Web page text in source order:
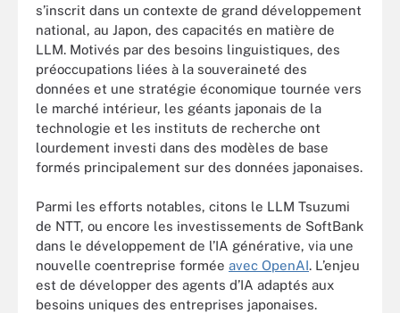
s’inscrit dans un contexte de grand développement
national, au Japon, des capacités en matière de
LLM. Motivés par des besoins linguistiques, des
préoccupations liées à la souveraineté des
données et une stratégie économique tournée vers
le marché intérieur, les géants japonais de la
technologie et les instituts de recherche ont
lourdement investi dans des modèles de base
formés principalement sur des données japonaises.
Parmi les efforts notables, citons le LLM Tsuzumi
de NTT, ou encore les investissements de SoftBank
dans le développement de l’IA générative, via une
nouvelle coentreprise formée avec OpenAI. L’enjeu
est de développer des agents d’IA adaptés aux
besoins uniques des entreprises japonaises.